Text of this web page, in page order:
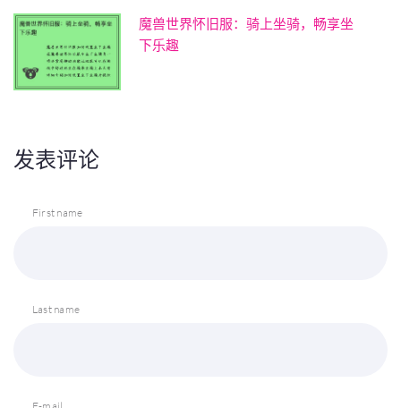
魔兽世界怀旧服：骑上坐骑，畅享坐
下乐趣
发表评论
First name
Last name